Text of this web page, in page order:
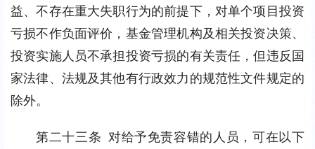
益、不存在重大失职行为的前提下，对单个项目投资
亏损不作负面评价，基金管理机构及相关投资决策、
投资实施人员不承担投资亏损的有关责任，但违反国
家法律、法规及其他有行政效力的规范性文件规定的
除外。
第二十三条 对给予免责容错的人员，可在以下